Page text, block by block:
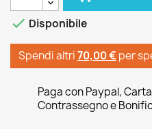
 Disponibile
Spendi altri70,00 € per
Paga con Paypal,
Contrassegno e